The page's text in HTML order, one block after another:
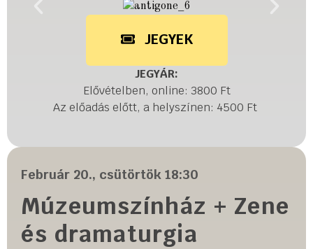
JEGYÁR:
Elővételben, online: 3800 Ft
Az előadás előtt, a helyszínen: 4500 Ft
JEGYEK
Február 20., csütörtök 18:30
Múzeumszínház + Zene
és dramaturgia